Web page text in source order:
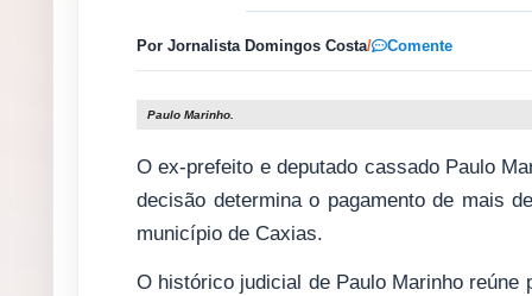
Por Jornalista Domingos Costa/ Comente
Paulo Marinho.
O ex-prefeito e deputado cassado Paulo
decisão determina o pagamento de mais
município de Caxias.
O histórico judicial de Paulo Marinho